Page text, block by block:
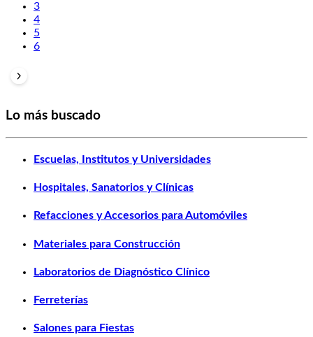
3
4
5
6
Lo más buscado
Escuelas, Institutos y Universidades
Hospitales, Sanatorios y Clínicas
Refacciones y Accesorios para Automóviles
Materiales para Construcción
Laboratorios de Diagnóstico Clínico
Ferreterías
Salones para Fiestas